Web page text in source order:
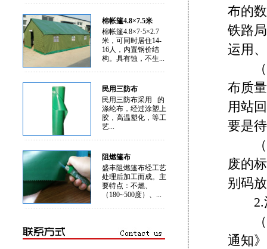
棉帐篷4.8×7.5米
棉帐篷4.8×7·5×2.7
米，可同时居住14-
16人，内置钢价结
构。具有蚀，不生...
民用三防布
民用三防布采用 的
涤纶布，经过涂塑上
胶，高温塑化，等工
艺...
阻燃篷布
盛丰阻燃篷布经工艺
处理后加工而成。主
要特点：不燃、
（180~500度）、...
布的
铁路
运用
（2
布质
用站
要是
（3
废的
别码
2.清
（1
通知